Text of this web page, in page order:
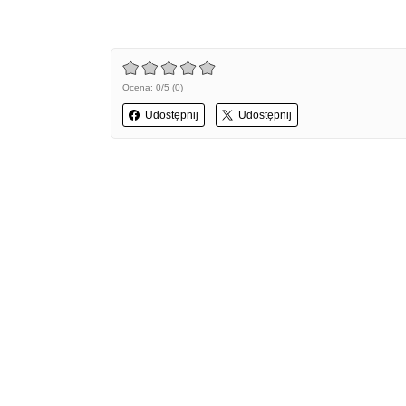
Ocena: 0/5 (0)
Udostępnij Udostępnij